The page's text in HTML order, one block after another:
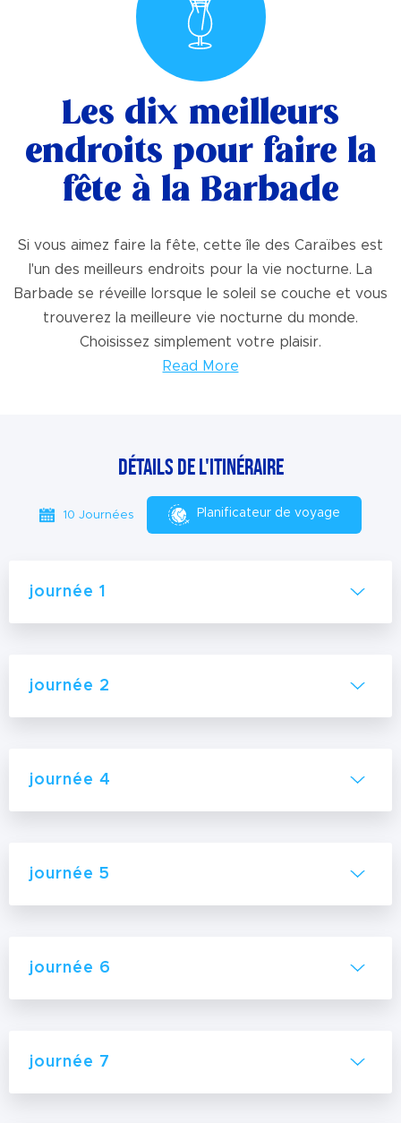
Les dix meilleurs
endroits pour faire la
fête à la Barbade
Si vous aimez faire la fête, cette île des Caraïbes est
l'un des meilleurs endroits pour la vie nocturne. La
Barbade se réveille lorsque le soleil se couche et vous
trouverez la meilleure vie nocturne du monde.
Choisissez simplement votre plaisir.
Read More
Détails de l'itinéraire
10 Journées Planificateur de voyage
journée 1
journée 2
journée 4
journée 5
journée 6
journée 7